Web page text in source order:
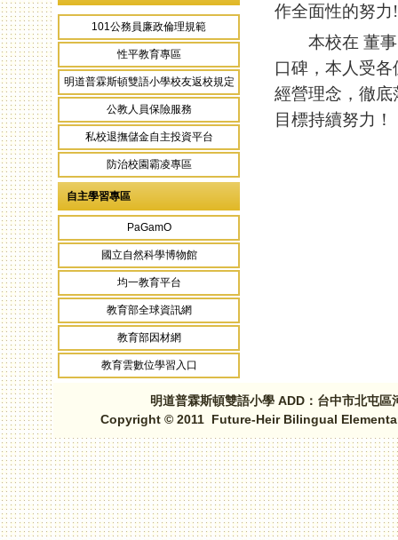
101公務員廉政倫理規範
性平教育專區
明道普霖斯頓雙語小學校友返校規定
公教人員保險服務
私校退撫儲金自主投資平台
防治校園霸凌專區
自主學習專區
PaGamO
國立自然科學博物館
均一教育平台
教育部全球資訊網
教育部因材網
教育雲數位學習入口
作全面性的努力
本校在 董事
口碑，本人受
經營理念，徹
目標持續努力！
明道普霖斯頓雙語小學 ADD：台中市北屯
Copyright © 2011 Future-Heir Bilingual